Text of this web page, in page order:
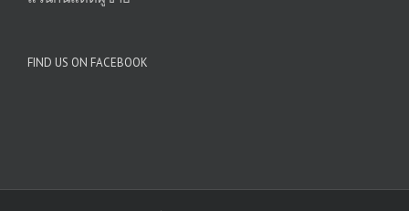
FIND US ON FACEBOOK